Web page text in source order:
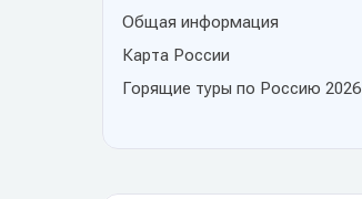
Общая информация
Карта России
Горящие туры по Россию 2026